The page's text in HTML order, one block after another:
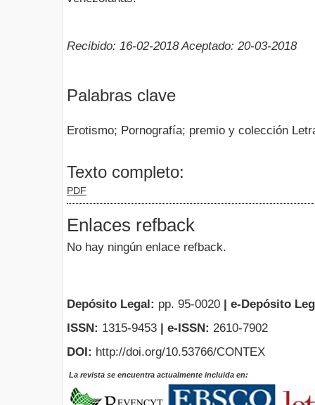
Recibido: 16-02-2018 Aceptado: 20-03-2018
Palabras clave
Erotismo; Pornografía; premio y colección
Texto completo:
PDF
Enlaces refback
No hay ningún enlace refback.
Depósito Legal: pp. 95-0020 | e-Depósito
ISSN: 1315-9453 | e-ISSN: 2610-7902
DOI: http://doi.org/10.53766/CONTEX
La revista se encuentra actualmente incluida en: